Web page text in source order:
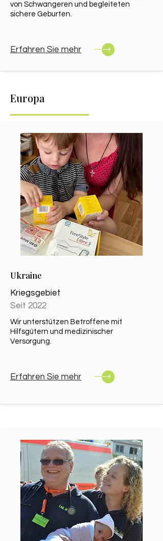
von Schwangeren und begleiteten
sichere Geburten.
Erfahren Sie mehr​
Europa
Ukraine
Kriegsgebiet
Seit 2022
Wir unterstützen Betroffene mit
Hilfsgütern und medizinischer
Versorgung.
Erfahren Sie mehr​